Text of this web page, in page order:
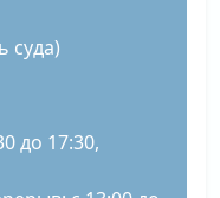
суда)
до 17:30,